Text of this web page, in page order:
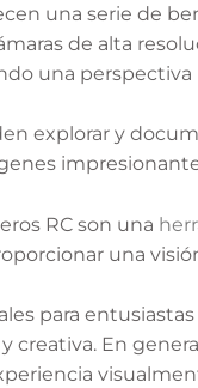
una serie de
de alta
una
explorar y
RC son una
una
para
En